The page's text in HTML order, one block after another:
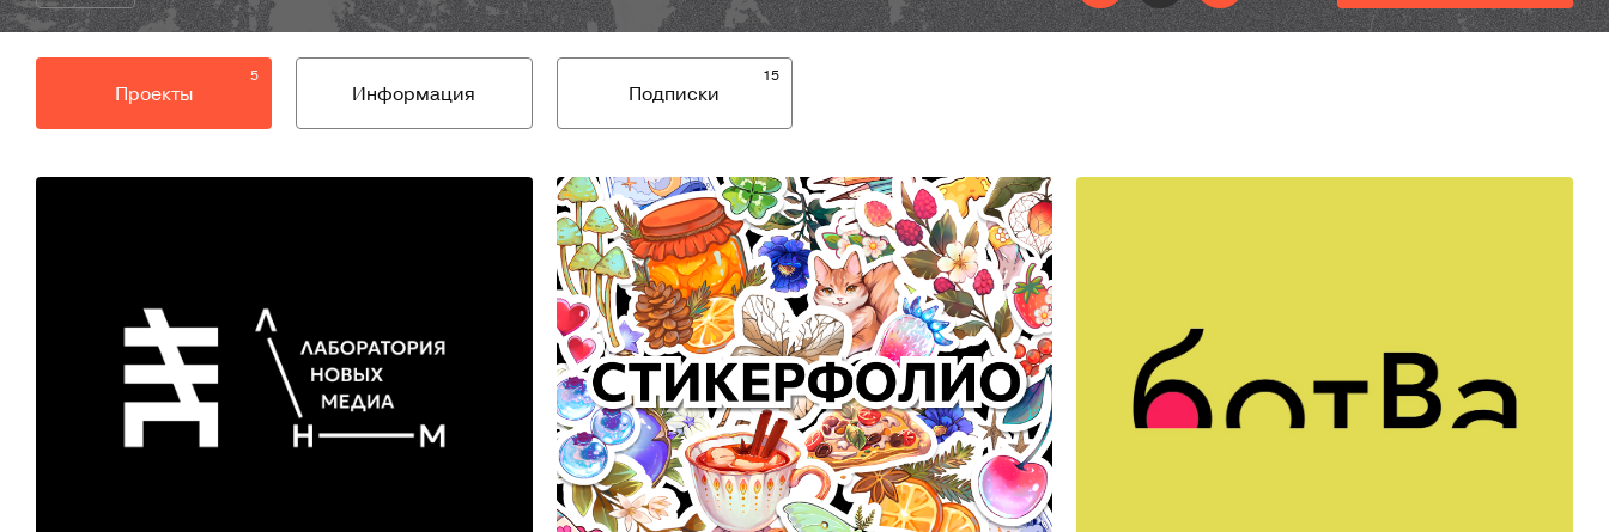
5
Проекты Информация
15
Подписки